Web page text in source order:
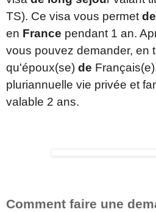
TS). Ce visa vous permetde
en France pendant 1 an.
vous pouvez demander, en
qu'époux(se) de
pluriannuelle vie privée et
valable 2 ans.
Comment faire une